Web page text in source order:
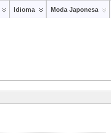
Idioma Moda Japonesa